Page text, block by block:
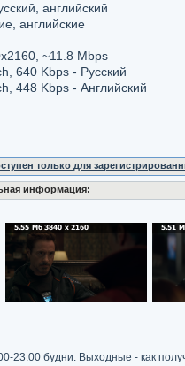
английский
английские
~11.8 Mbps
640 Kbps - Русский
448 Kbps - Английский
только для
информация:
23:00 будни. Выходные - как